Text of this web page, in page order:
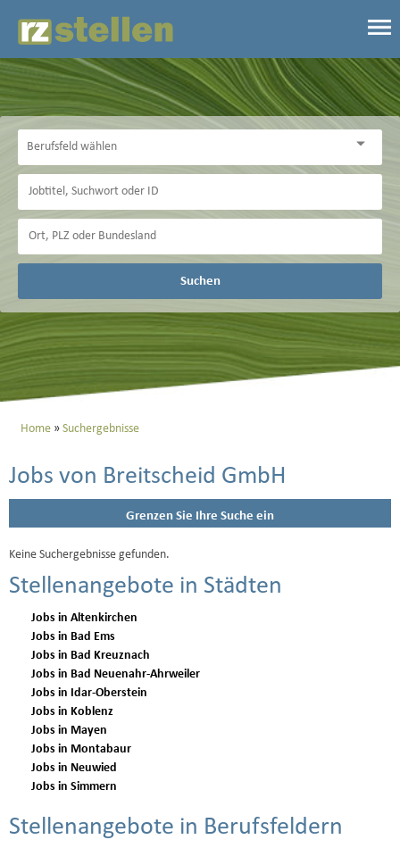
Suchen
Home Suchergebnisse
Jobs von Breitscheid GmbH
Grenzen Sie Ihre Suche ein
Keine Suchergebnisse gefunden.
Stellenangebote in Städten
Jobs in Altenkirchen
Jobs in Bad Ems
Jobs in Bad Kreuznach
Jobs in Bad Neuenahr-Ahrweiler
Jobs in Idar-Oberstein
Jobs in Koblenz
Jobs in Mayen
Jobs in Montabaur
Jobs in Neuwied
Jobs in Simmern
Stellenangebote in Berufsfeldern